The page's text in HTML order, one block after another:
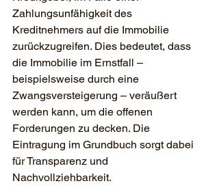
Zahlungsunfähigkeit des
Kreditnehmers auf die Immobilie
zurückzugreifen. Dies bedeutet, dass
die Immobilie im Ernstfall –
beispielsweise durch eine
Zwangsversteigerung – veräußert
werden kann, um die offenen
Forderungen zu decken. Die
Eintragung im Grundbuch sorgt dabei
für Transparenz und
Nachvollziehbarkeit.